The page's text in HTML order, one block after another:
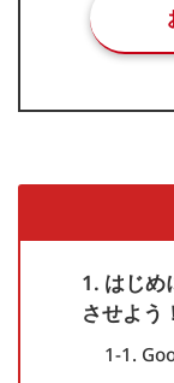
1. はじめ
させよう！
1-1.